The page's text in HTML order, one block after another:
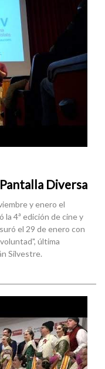
Diversa
y enero el
4ª edición de cine y
el 29 de enero con
última
Silvestre.